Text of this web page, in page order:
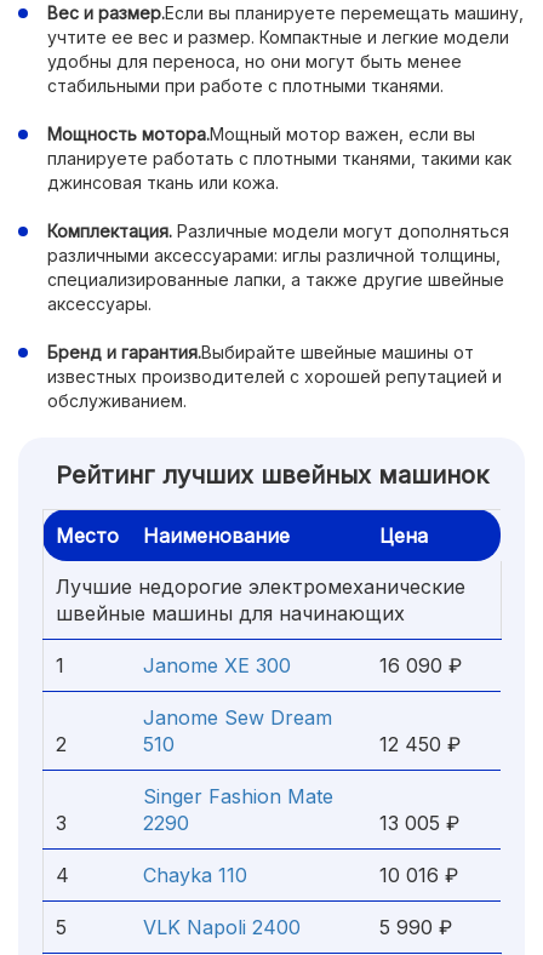
Вес и размер.Если вы планируете перемещать машину,
учтите ее вес и размер. Компактные и легкие модели
удобны для переноса, но они могут быть менее
стабильными при работе с плотными тканями.
Мощность мотора.Мощный мотор важен, если вы
планируете работать с плотными тканями, такими как
джинсовая ткань или кожа.
Комплектация. Различные модели могут дополняться
различными аксессуарами: иглы различной толщины,
специализированные лапки, а также другие швейные
аксессуары.
Бренд и гарантия.Выбирайте швейные машины от
известных производителей с хорошей репутацией и
обслуживанием.
Рейтинг лучших швейных машинок
Место Наименование Цена
Лучшие недорогие электромеханические
швейные машины для начинающих
1 Janome XE 300 16 090 ₽
2
Janome Sew Dream
510
12 450 ₽
3
Singer Fashion Mate
2290
13 005 ₽
4 Chayka 110 10 016 ₽
5 VLK Napoli 2400 5 990 ₽